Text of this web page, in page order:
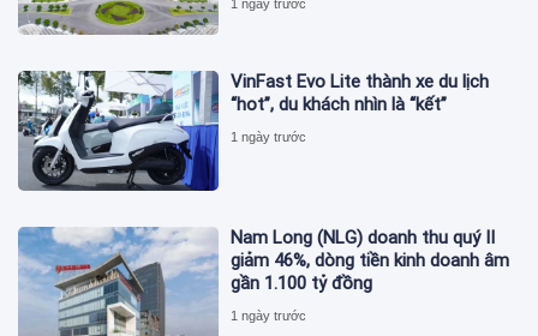
1 ngày trước
VinFast Evo Lite thành xe du lịch
“hot”, du khách nhìn là “kết”
1 ngày trước
Nam Long (NLG) doanh thu quý II
giảm 46%, dòng tiền kinh doanh âm
gần 1.100 tỷ đồng
1 ngày trước